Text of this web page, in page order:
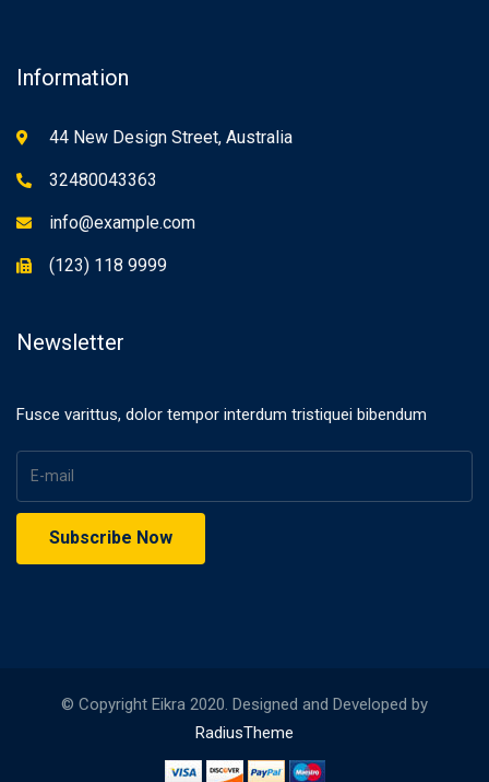
Information
44 New Design Street, Australia
32480043363
info@example.com
(123) 118 9999
Newsletter
Fusce varittus, dolor tempor interdum tristiquei bibendum
© Copyright Eikra 2020. Designed and Developed by
RadiusTheme